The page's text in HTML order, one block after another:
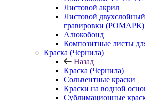
Листовой акрил
Листовой
гравировки (РОМАРК)
Алюкобонд
Композитные листы
Краска (Чернила)
Назад
Краска (Чернила)
Сольвентные краски
Краски на водной
Сублимационные